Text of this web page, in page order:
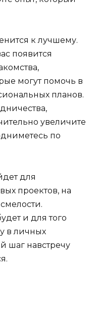
к лучшему.
появится
могут помочь в
планов.
увеличите
по
для
проектов, на
и для того
в личных
шаг навстречу